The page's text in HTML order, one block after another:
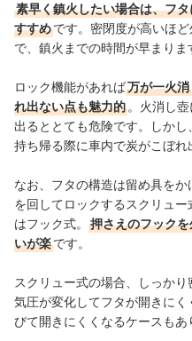
素早く鎮火したい場合は、フ
すすめです。密閉度が高いほ
で、鎮火までの時間が早まりま
ロック機能があれば万が一火
れ出ない点も魅力的 。火消し
出るととても危険です。しか
持ち帰る際に車内で炭がこぼれ
なお、フタの構造は留め具を
を回してロックするスクリュー
はフック式。
押さえのフック
いが楽です。
スクリュー式の場合、しっか
気圧が変化してフタが開きにく
びて開きにくくなるケースもあ